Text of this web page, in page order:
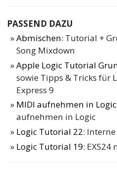
PASSEND DAZU
Abmischen: Tutorial +
Song Mixdown
Apple Logic Tutorial
sowie Tipps & Tricks für
Express 9
MIDI aufnehmen in
aufnehmen in Logic
Logic Tutorial 22:
Logic Tutorial 19: EXS24